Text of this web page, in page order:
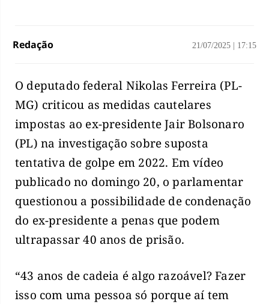
Redação 21/07/2025 17:15
O deputado federal Nikolas Ferreira (PL-
MG) criticou as medidas cautelares
impostas ao ex-presidente Jair Bolsonaro
(PL) na investigação sobre suposta
tentativa de golpe em 2022. Em vídeo
publicado no domingo 20, o parlamentar
questionou a possibilidade de condenação
do ex-presidente a penas que podem
ultrapassar 40 anos de prisão.
“43 anos de cadeia é algo razoável? Fazer
isso com uma pessoa só porque aí tem